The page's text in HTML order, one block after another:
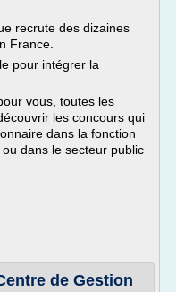
recrute des dizaines
France.
pour intégrer la
vous, toutes les
les concours qui
dans la fonction
dans le secteur public
de Gestion